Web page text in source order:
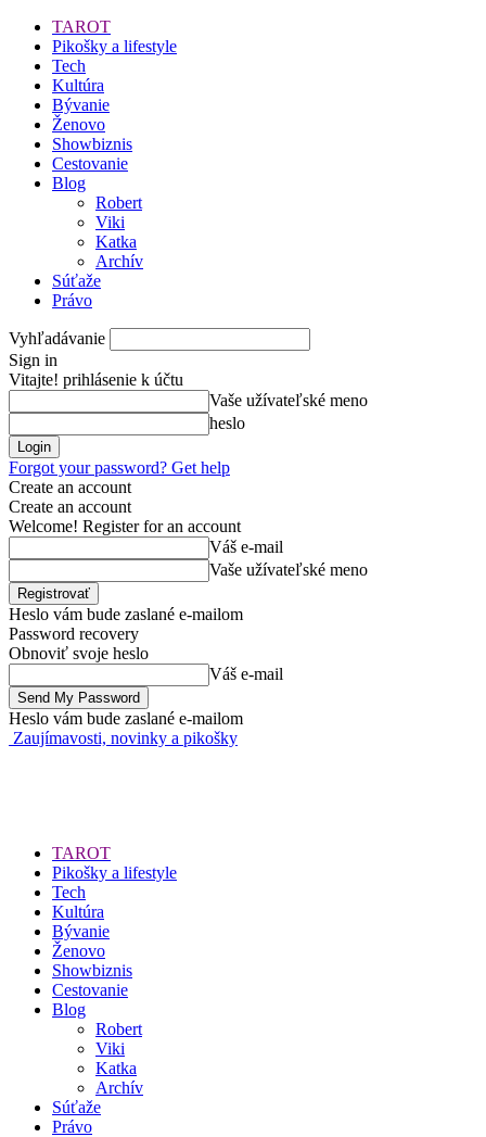
TAROT
Pikošky a lifestyle
Tech
Kultúra
Bývanie
Ženovo
Showbiznis
Cestovanie
Blog
Robert
Viki
Katka
Archív
Súťaže
Právo
Vyhľadávanie
Sign in
Vitajte! prihlásenie k účtu
Vaše užívateľské meno
heslo
Forgot your password? Get help
Create an account
Create an account
Welcome! Register for an account
Váš e-mail
Vaše užívateľské meno
Heslo vám bude zaslané e-mailom
Password recovery
Obnoviť svoje heslo
Váš e-mail
Heslo vám bude zaslané e-mailom
Zaujímavosti, novinky a pikošky
TAROT
Pikošky a lifestyle
Tech
Kultúra
Bývanie
Ženovo
Showbiznis
Cestovanie
Blog
Robert
Viki
Katka
Archív
Súťaže
Právo